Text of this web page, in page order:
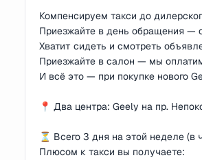
Компенсируем такси до
Приезжайте в день обращения —
Хватит сидеть и смотреть
Приезжайте в салон — мы
И всё это — при покупке нового
📍 Два центра: Geely на пр.
⏳ Всего 3 дня на этой неделе (в
Плюсом к такси вы получаете: